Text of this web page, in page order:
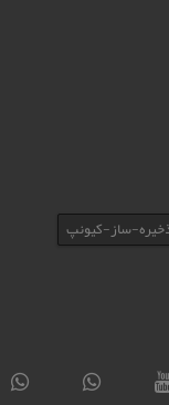
ساز-کیونپ